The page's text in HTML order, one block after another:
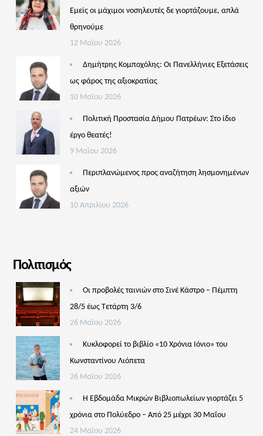
Εμείς οι μάχιμοι νοσηλευτές δε γιορτάζουμε, απλά
θρηνούμε
12 Μαΐου 2026
Δημήτρης Κομποχόλης: Οι Πανελλήνιες Εξετάσεις
ως φάρος της αξιοκρατίας
10 Μαΐου 2026
Πολιτική Προστασία Δήμου Πατρέων: Στο ίδιο
έργο θεατές!
9 Μαΐου 2026
Περιπλανώμενος προς αναζήτηση λησμονημένων
αξιών
10 Απριλίου 2026
Πολιτισμός
Οι προβολές ταινιών στο Σινέ Κάστρο – Πέμπτη
28/5 έως Τετάρτη 3/6
26 Μαΐου 2026
Κυκλοφορεί το βιβλίο «10 Χρόνια Ιόνιο» του
Κωνσταντίνου Λιόπετα
26 Μαΐου 2026
Η Εβδομάδα Μικρών Βιβλιοπωλείων γιορτάζει 5
χρόνια στο Πολύεδρο – Από 25 μέχρι 30 Μαΐου
24 Μαΐου 2026